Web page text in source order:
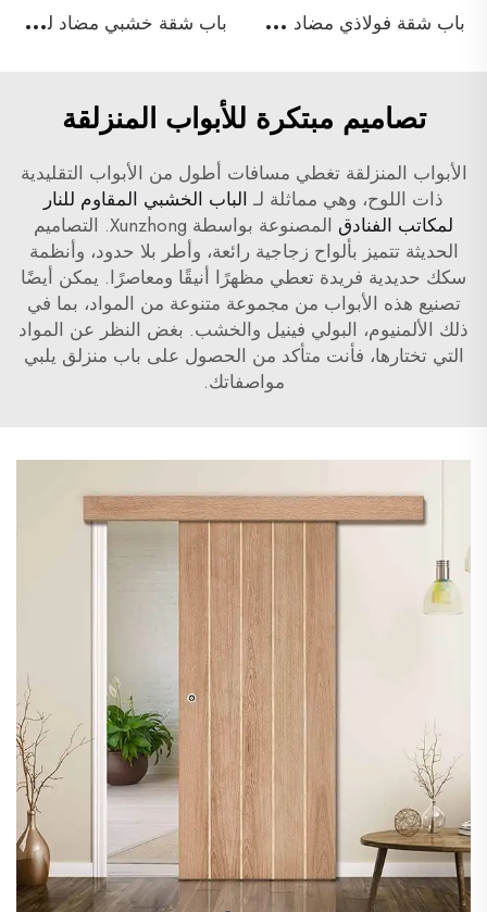
ب
اب شقة فولاذي مضاد للحريق ب
اب شقة خشبي مضاد للحريق
تصاميم مبتكرة للأبواب المنزلقة
الأبواب المنزلقة تغطي مسافات أطول من الأبواب التقليدية
ذات اللوح، وهي مماثلة لـ الباب الخشبي المقاوم للنار
لمكاتب الفنادق
المصنوعة بواسطة Xunzhong. التصاميم
الحديثة تتميز بألواح زجاجية رائعة، وأطر بلا حدود، وأنظمة
سكك حديدية فريدة تعطي مظهرًا أنيقًا ومعاصرًا. يمكن أيضًا
تصنيع هذه الأبواب من مجموعة متنوعة من المواد، بما في
ذلك الألمنيوم، البولي فينيل والخشب. بغض النظر عن المواد
التي تختارها، فأنت متأكد من الحصول على باب منزلق يلبي
مواصفاتك.